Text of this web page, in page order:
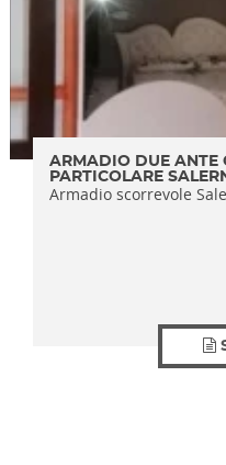
ARMADIO DUE ANTE
PARTICOLARE
Armadio scorrevole